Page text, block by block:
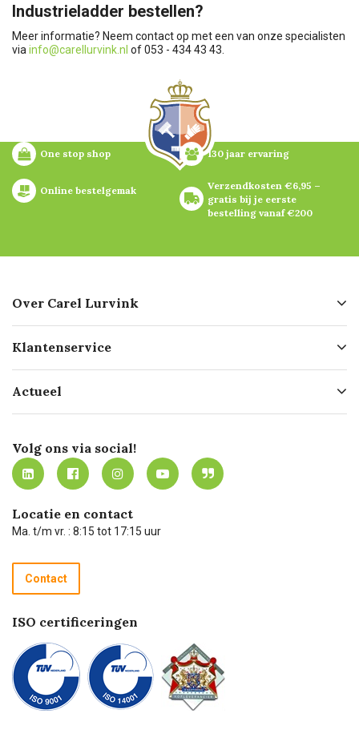
Industrieladder bestellen?
Meer informatie? Neem contact op met een van onze specialisten
via info@carellurvink.nl of 053 - 434 43 43.
One stop shop 130 jaar ervaring
Online bestelgemak
Verzendkosten €6,95 –
gratis bij je eerste
bestelling vanaf €200
Over Carel Lurvink
Geschiedenis
Missie
Certificering
Werken bij Carel Lurvink
MVO
Klantenservice
Bezorgen
Mijn Carel Lurvink
Mijn Carel Lurvink instructievideo's
Carel Lurvink App
Hulp op afstand
Technische dienst
Recycle programma
Betalen
Actueel
Innovation LAB
Tevreden klanten
Carel Lurvink Blog
Carel de podcast
Volg ons via social!
Locatie en contact
Ma. t/m vr. : 8:15 tot 17:15 uur
Contact
ISO certificeringen